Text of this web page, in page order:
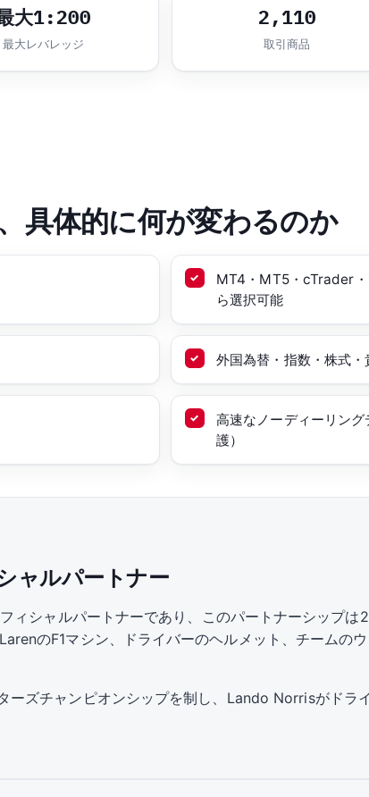
大1:200
最大レバレッジ
2,110
取引商品
具体的に何が変わるのか
MT4・MT5・cTrader
ら選択可能
外国為替・指数・株式
高速なノーディーリン
護）
ャルパートナー
シャルパートナーであり、このパートナーシップ
のF1マシン、ドライバーのヘルメット、チームの
ーズチャンピオンシップを制し、Lando Norrisがドラ